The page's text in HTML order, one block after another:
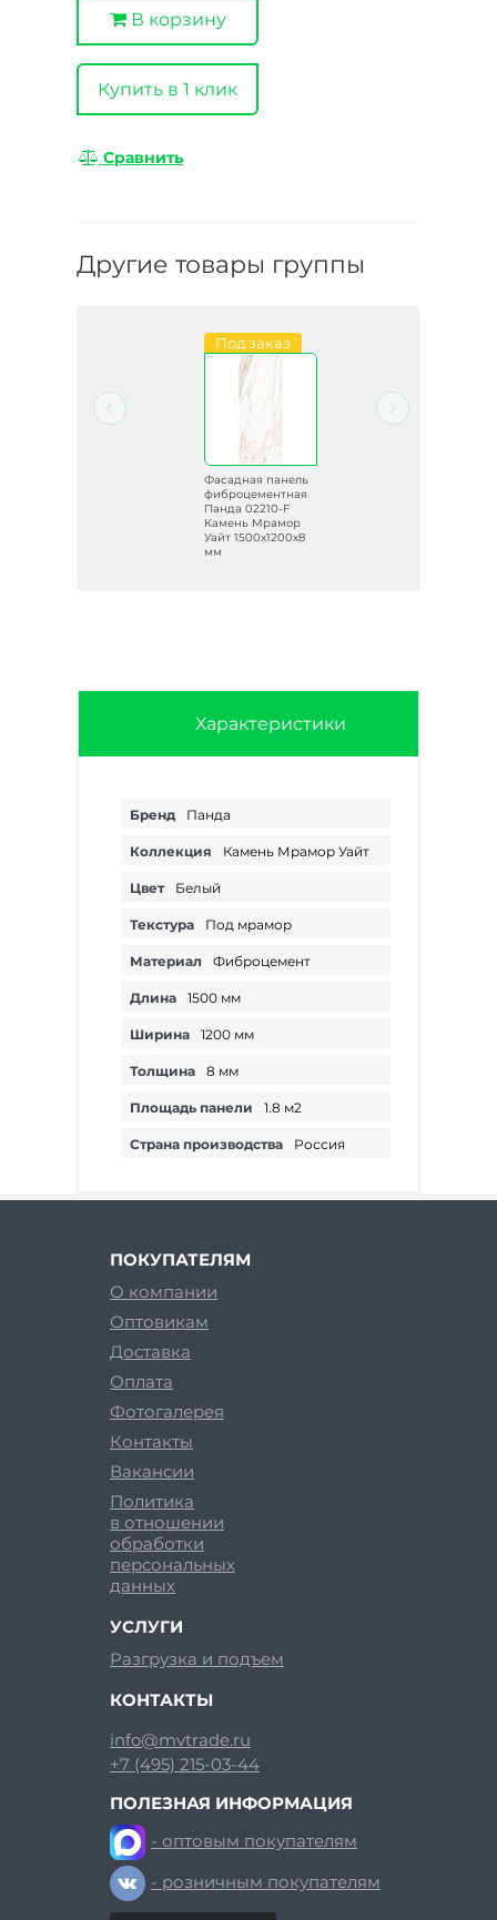
В корзину
Купить в 1 клик
Сравнить
Другие товары группы
Под заказ
Фасадная панель
фиброцементная
Панда 02210-F
Камень Мрамор
Уайт 1500х1200х8
мм
Характеристики
Бренд Панда
Коллекция Камень Мрамор Уайт
Цвет Белый
Текстура Под мрамор
Материал Фиброцемент
Длина 1500 мм
Ширина 1200 мм
Толщина 8 мм
Площадь панели 1.8 м2
Страна производства Россия
ПОКУПАТЕЛЯМ
О компании
Оптовикам
Доставка
Оплата
Фотогалерея
Контакты
Вакансии
Политика
в отношении
обработки
персональных
данных
УСЛУГИ
Разгрузка и подъем
КОНТАКТЫ
info@mvtrade.ru
+7 (495) 215-03-44
ПОЛЕЗНАЯ ИНФОРМАЦИЯ
- оптовым покупателям
- розничным покупателям